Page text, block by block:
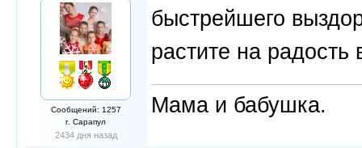
Сообщений: 1257
г. Сарапул
2434 дня назад
быстрейшего
растите на
Мама и бабушка.